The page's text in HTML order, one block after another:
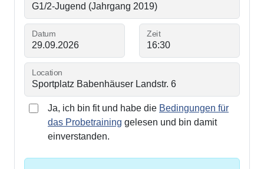
Datum Zeit
Location
Ja, ich bin fit und habe die Bedingungen für
das Probetraining gelesen und bin damit
einverstanden.